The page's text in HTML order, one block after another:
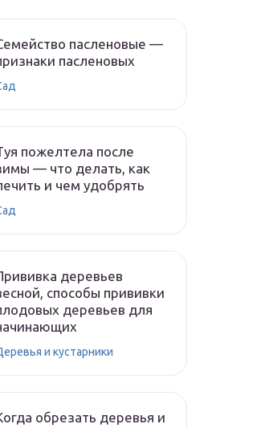
пасленовые —
пасленовых
пожелтела после
— что делать, как
и чем удобрять
деревьев
способы прививки
деревьев для
и кустарники
обрезать деревья и